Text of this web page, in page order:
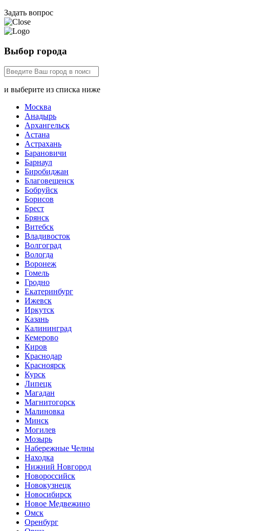
Задать вопрос
Выбор города
и выберите из списка ниже
Москва
Анадырь
Архангельск
Астана
Астрахань
Барановичи
Барнаул
Биробиджан
Благовещенск
Бобруйск
Борисов
Брест
Брянск
Витебск
Владивосток
Волгоград
Вологда
Воронеж
Гомель
Гродно
Екатеринбург
Ижевск
Иркутск
Казань
Калининград
Кемерово
Киров
Краснодар
Красноярск
Курск
Липецк
Магадан
Магнитогорск
Малиновка
Минск
Могилев
Мозырь
Набережные Челны
Находка
Нижний Новгород
Новороссийск
Новокузнецк
Новосибирск
Новое Медвежино
Омск
Оренбург